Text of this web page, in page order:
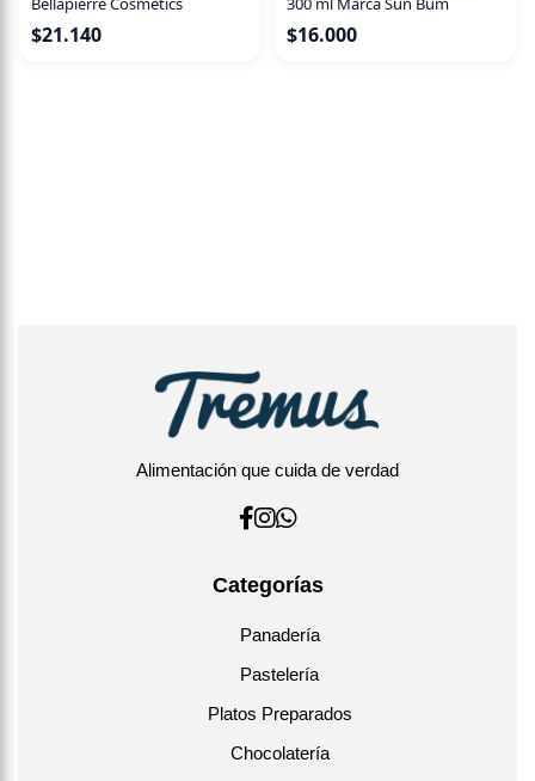
$21.140 $16.000
Alimentación que cuida de verdad
Categorías
Panadería
Pastelería
Platos Preparados
Chocolatería